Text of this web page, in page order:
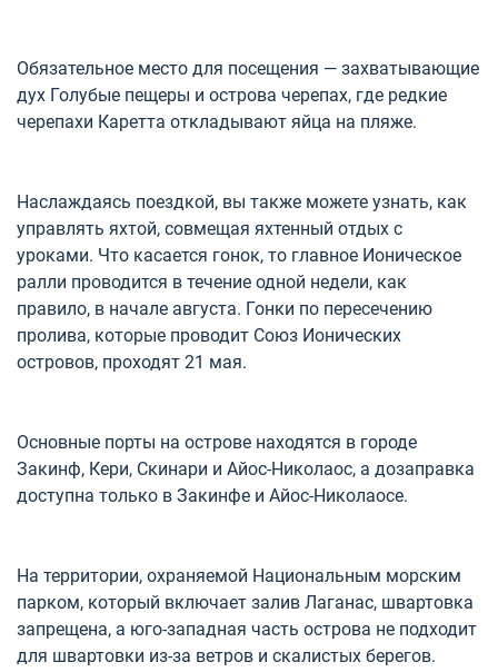
Обязательное место для посещения — захватывающие
дух Голубые пещеры и острова черепах, где редкие
черепахи Каретта откладывают яйца на пляже.
Наслаждаясь поездкой, вы также можете узнать, как
управлять яхтой, совмещая яхтенный отдых с
уроками. Что касается гонок, то главное Ионическое
ралли проводится в течение одной недели, как
правило, в начале августа. Гонки по пересечению
пролива, которые проводит Союз Ионических
островов, проходят 21 мая.
Основные порты на острове находятся в городе
Закинф, Кери, Скинари и Айос-Николаос, а дозаправка
доступна только в Закинфе и Айос-Николаосе.
На территории, охраняемой Национальным морским
парком, который включает залив Лаганас, швартовка
запрещена, а юго-западная часть острова не подходит
для швартовки из-за ветров и скалистых берегов.